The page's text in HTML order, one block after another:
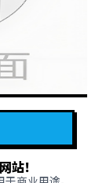
站！